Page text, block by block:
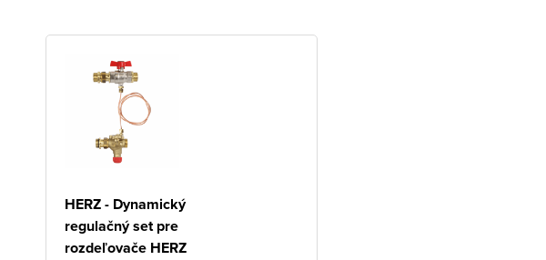
HERZ - Dynamický
regulačný set pre
rozdeľovače HERZ